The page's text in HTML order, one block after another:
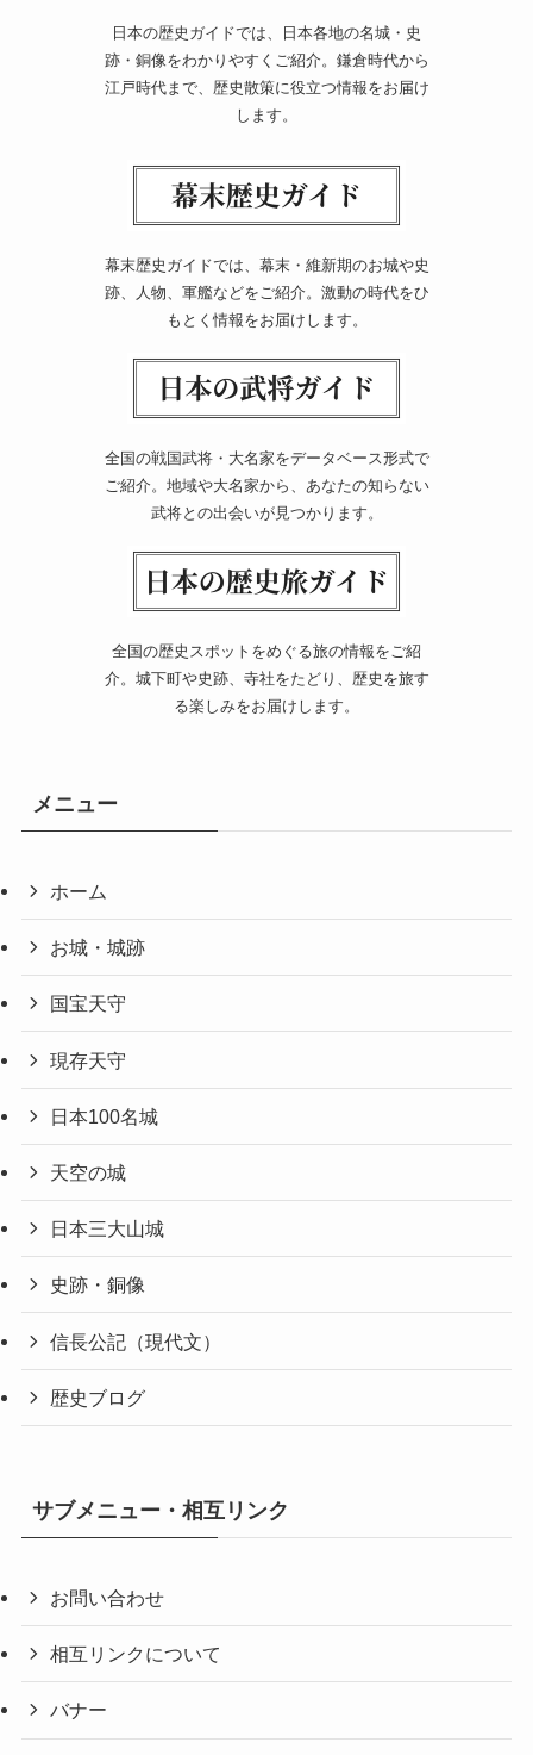
日本の歴史ガイドでは、日本各地の名城・史
跡・銅像をわかりやすくご紹介。鎌倉時代から
江戸時代まで、歴史散策に役立つ情報をお届け
します。
幕末歴史ガイドでは、幕末・維新期のお城や史
跡、人物、軍艦などをご紹介。激動の時代をひ
もとく情報をお届けします。
全国の戦国武将・大名家をデータベース形式で
ご紹介。地域や大名家から、あなたの知らない
武将との出会いが見つかります。
全国の歴史スポットをめぐる旅の情報をご紹
介。城下町や史跡、寺社をたどり、歴史を旅す
る楽しみをお届けします。
メニュー
ホーム
お城・城跡
国宝天守
現存天守
日本100名城
天空の城
日本三大山城
史跡・銅像
信長公記（現代文）
歴史ブログ
サブメニュー・相互リンク
お問い合わせ
相互リンクについて
バナー